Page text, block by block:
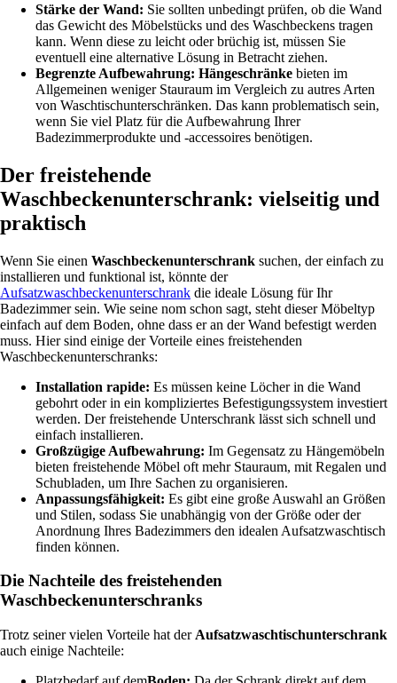
Stärke der Wand: Sie sollten unbedingt prüfen, ob die Wand
das Gewicht des Möbelstücks und des Waschbeckens tragen
kann. Wenn diese zu leicht oder brüchig ist, müssen Sie
eventuell eine alternative Lösung in Betracht ziehen.
Begrenzte Aufbewahrung: Hängeschränke bieten im
Allgemeinen weniger Stauraum im Vergleich zu autres Arten
von Waschtischunterschränken. Das kann problematisch sein,
wenn Sie viel Platz für die Aufbewahrung Ihrer
Badezimmerprodukte und -accessoires benötigen.
Der freistehende
Waschbeckenunterschrank: vielseitig und
praktisch
Wenn Sie einen Waschbeckenunterschrank suchen, der einfach zu
installieren und funktional ist, könnte der
Aufsatzwaschbeckenunterschrank die ideale Lösung für Ihr
Badezimmer sein. Wie seine nom schon sagt, steht dieser Möbeltyp
einfach auf dem Boden, ohne dass er an der Wand befestigt werden
muss. Hier sind einige der Vorteile eines freistehenden
Waschbeckenunterschranks:
Installation rapide: Es müssen keine Löcher in die Wand
gebohrt oder in ein kompliziertes Befestigungssystem investiert
werden. Der freistehende Unterschrank lässt sich schnell und
einfach installieren.
Großzügige Aufbewahrung: Im Gegensatz zu Hängemöbeln
bieten freistehende Möbel oft mehr Stauraum, mit Regalen und
Schubladen, um Ihre Sachen zu organisieren.
Anpassungsfähigkeit: Es gibt eine große Auswahl an Größen
und Stilen, sodass Sie unabhängig von der Größe oder der
Anordnung Ihres Badezimmers den idealen Aufsatzwaschtisch
finden können.
Die Nachteile des freistehenden
Waschbeckenunterschranks
Trotz seiner vielen Vorteile hat der Aufsatzwaschtischunterschrank
auch einige Nachteile: